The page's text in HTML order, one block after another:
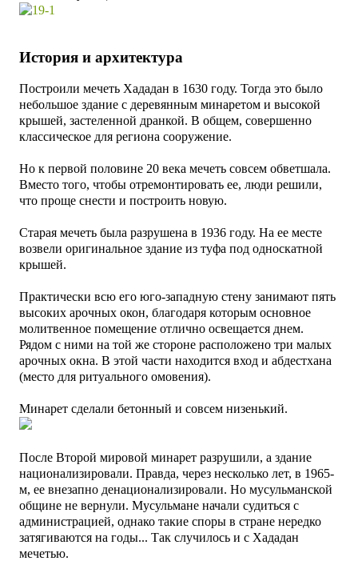
История и архитектура
Построили мечеть Хададан в 1630 году. Тогда это было
небольшое здание с деревянным минаретом и высокой
крышей, застеленной дранкой. В общем, совершенно
классическое для региона сооружение.
Но к первой половине 20 века мечеть совсем обветшала.
Вместо того, чтобы отремонтировать ее, люди решили,
что проще снести и построить новую.
Старая мечеть была разрушена в 1936 году. На ее месте
возвели оригинальное здание из туфа под односкатной
крышей.
Практически всю его юго-западную стену занимают пять
высоких арочных окон, благодаря которым основное
молитвенное помещение отлично освещается днем.
Рядом с ними на той же стороне расположено три малых
арочных окна. В этой части находится вход и абдестхана
(место для ритуального омовения).
Минарет сделали бетонный и совсем низенький.
После Второй мировой минарет разрушили, а здание
национализировали. Правда, через несколько лет, в 1965-
м, ее внезапно денационализировали. Но мусульманской
общине не вернули. Мусульмане начали судиться с
администрацией, однако такие споры в стране нередко
затягиваются на годы... Так случилось и с Хададан
мечетью.